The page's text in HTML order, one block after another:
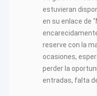
estuvieran
en su enlace de
reserve con la
ocasiones,
perder la
entradas, falta